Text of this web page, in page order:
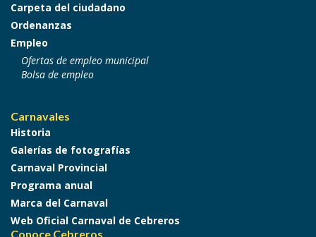
Carpeta del ciudadano
Ordenanzas
Empleo
Ofertas de empleo municipal
Bolsa de empleo
Carnavales
Historia
Galerías de fotografías
Carnaval Provincial
Programa anual
Marca del Carnaval
Web Oficial Carnaval de Cebreros
Conoce Cebreros